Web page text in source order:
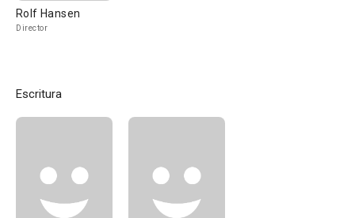
Rolf Hansen
Director
Escritura